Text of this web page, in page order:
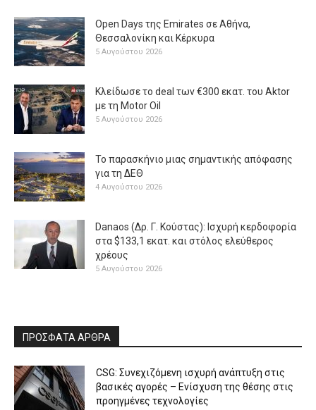
Open Days της Emirates σε Αθήνα,
Θεσσαλονίκη και Κέρκυρα
5 Αυγούστου 2026
Κλείδωσε το deal των €300 εκατ. του Aktor
με τη Μotor Oil
5 Αυγούστου 2026
Το παρασκήνιο μιας σημαντικής απόφασης
για τη ΔΕΘ
4 Αυγούστου 2026
Danaos (Δρ. Γ. Κούστας): Ισχυρή κερδοφορία
στα $133,1 εκατ. και στόλος ελεύθερος
χρέους
5 Αυγούστου 2026
ΠΡΟΣΦΑΤΑ ΑΡΘΡΑ
CSG: Συνεχιζόμενη ισχυρή ανάπτυξη στις
βασικές αγορές – Ενίσχυση της θέσης στις
προηγμένες τεχνολογίες